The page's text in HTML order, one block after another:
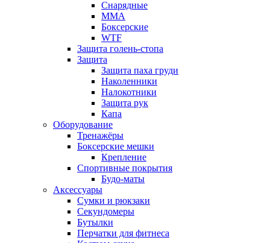
Снарядные
ММА
Боксерские
WTF
Защита голень-стопа
Защита
Защита паха груди
Наколенники
Налокотники
Защита рук
Капа
Оборудование
Тренажёры
Боксерские мешки
Крепление
Спортивные покрытия
Будо-маты
Аксессуары
Сумки и рюкзаки
Секундомеры
Бутылки
Перчатки для фитнеса